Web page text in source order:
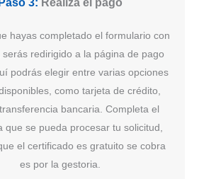
Paso 3: Realiza el pago
hayas completado el formulario con
serás redirigido a la página de pago
podrás elegir entre varias opciones
como tarjeta de crédito,
bancaria. Completa el
que se pueda procesar tu solicitud,
el certificado es gratuito se cobra
es por la gestoria.